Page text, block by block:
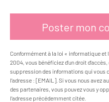
Conformément à la loi « informatique et
2004, vous bénéficiez d’un droit
suppression des informations qui vous
l’adresse : [EMAIL]. Si vous nous avez
des partenaires, vous pouvez vous y
l’adresse précédemment citée.